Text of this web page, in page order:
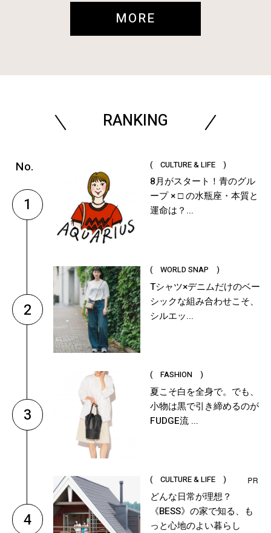
MORE
RANKING
1
( CULTURE & LIFE )
8月がスタート！青のグル
ープ × □ の水瓶座・本質と
運命は？...
2
( WORLD SNAP )
Tシャツ×デニムだけのベー
シックな組み合わせこそ、
シルエッ...
3
( FASHION )
夏こそ白を全身で。でも、
小物は黒で引き締めるのが
FUDGE流 ...
4
( CULTURE & LIFE )
どんな日常が理想？
《BESS》の家で知る、も
っと心地のよい暮らし